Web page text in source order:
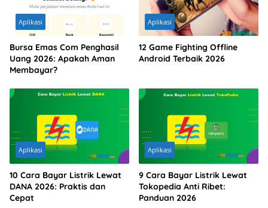
Aplikasi
Bursa Emas Com Penghasil
Uang 2026: Apakah Aman
Membayar?
Aplikasi
12 Game Fighting Offline
Android Terbaik 2026
Aplikasi
10 Cara Bayar Listrik Lewat
DANA 2026: Praktis dan
Cepat
Aplikasi
9 Cara Bayar Listrik Lewat
Tokopedia Anti Ribet:
Panduan 2026